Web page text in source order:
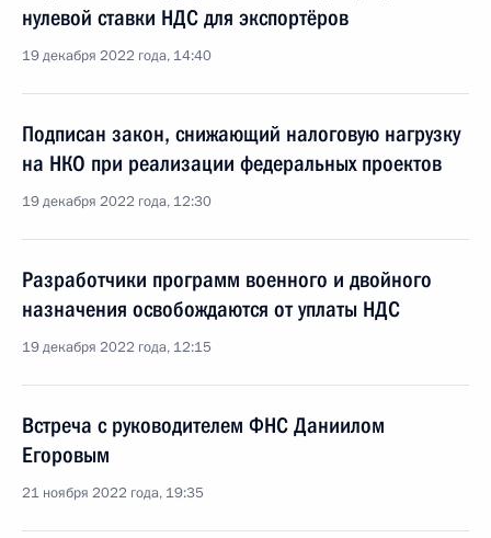
нулевой ставки НДС для экспортёров
19 декабря 2022 года, 14:40
Подписан закон, снижающий налоговую нагрузку
на НКО при реализации федеральных проектов
19 декабря 2022 года, 12:30
Разработчики программ военного и двойного
назначения освобождаются от уплаты НДС
19 декабря 2022 года, 12:15
Встреча с руководителем ФНС Даниилом
Егоровым
21 ноября 2022 года, 19:35